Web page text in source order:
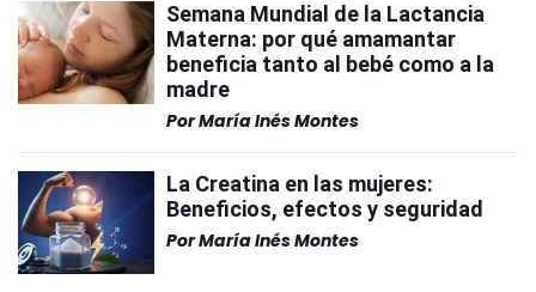
Semana Mundial de la Lactancia
Materna: por qué amamantar
beneficia tanto al bebé como a la
madre
PorMaría Inés Montes
La Creatina en las mujeres:
Beneficios, efectos y seguridad
PorMaría Inés Montes